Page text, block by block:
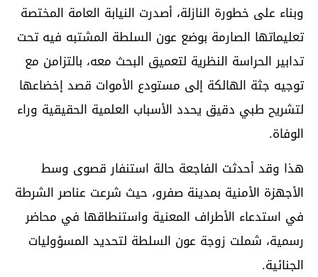
وبناء على خطورة النازلة، أصدرت النيابة العامة المختصة
تعليماتها الصارمة بوضع عون السلطة المشتبه فيه تحت
تدابير الحراسة النظرية لتعميق البحث معه، بالتزامن مع
توجيه جثة الهالكة إلى مستودع الأموات قصد إخضاعها
لتشريح طبي دقيق يحدد الأسباب العلمية الحقيقية وراء
الوفاة.
هذا وقد أحدثت الفاجعة حالة استنفار قصوى وسط
الأجهزة الأمنية بمدينة صفرو، حيث شرعت عناصر الشرطة
في استدعاء الأطراف المعنية واستنطاقها في محاضر
رسمية، شملت زوجة عون السلطة لتحديد المسؤوليات
الجنائية.